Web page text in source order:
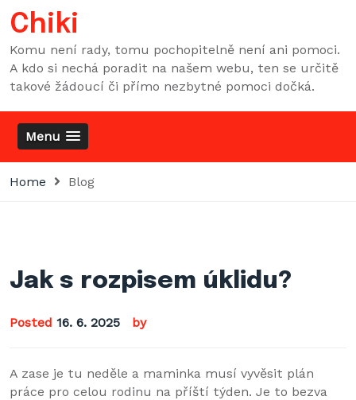
Skip
to
content
Chiki
Komu není rady, tomu pochopitelně není ani pomoci.
A kdo si nechá poradit na našem webu, ten se určitě
takové žádoucí či přímo nezbytné pomoci dočká.
Menu
Home Blog
Jak s rozpisem úklidu?
Posted 16. 6. 2025 by
A zase je tu neděle a maminka musí vyvěsit plán
práce pro celou rodinu na příští týden. Je to bezva